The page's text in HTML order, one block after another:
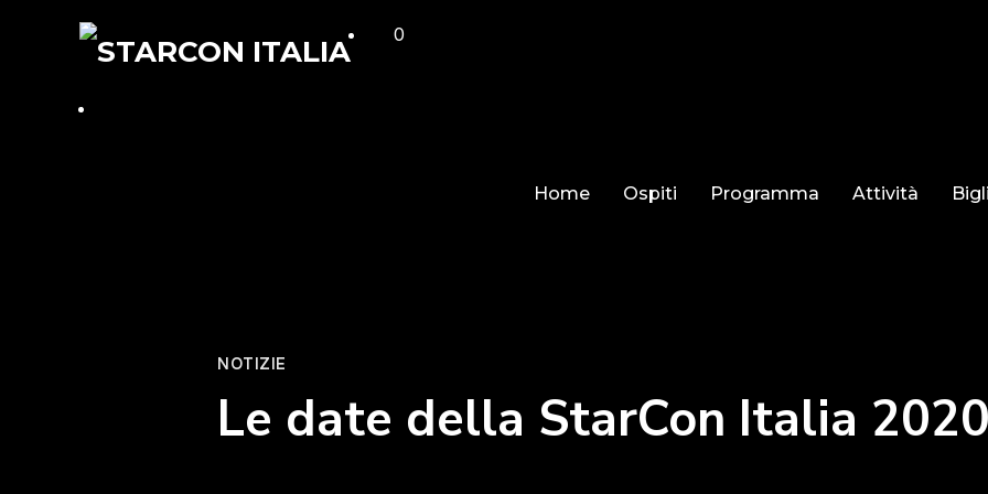
0
Home Ospiti Programma Attività
NOTIZIE
Le date della StarCon Italia 2020